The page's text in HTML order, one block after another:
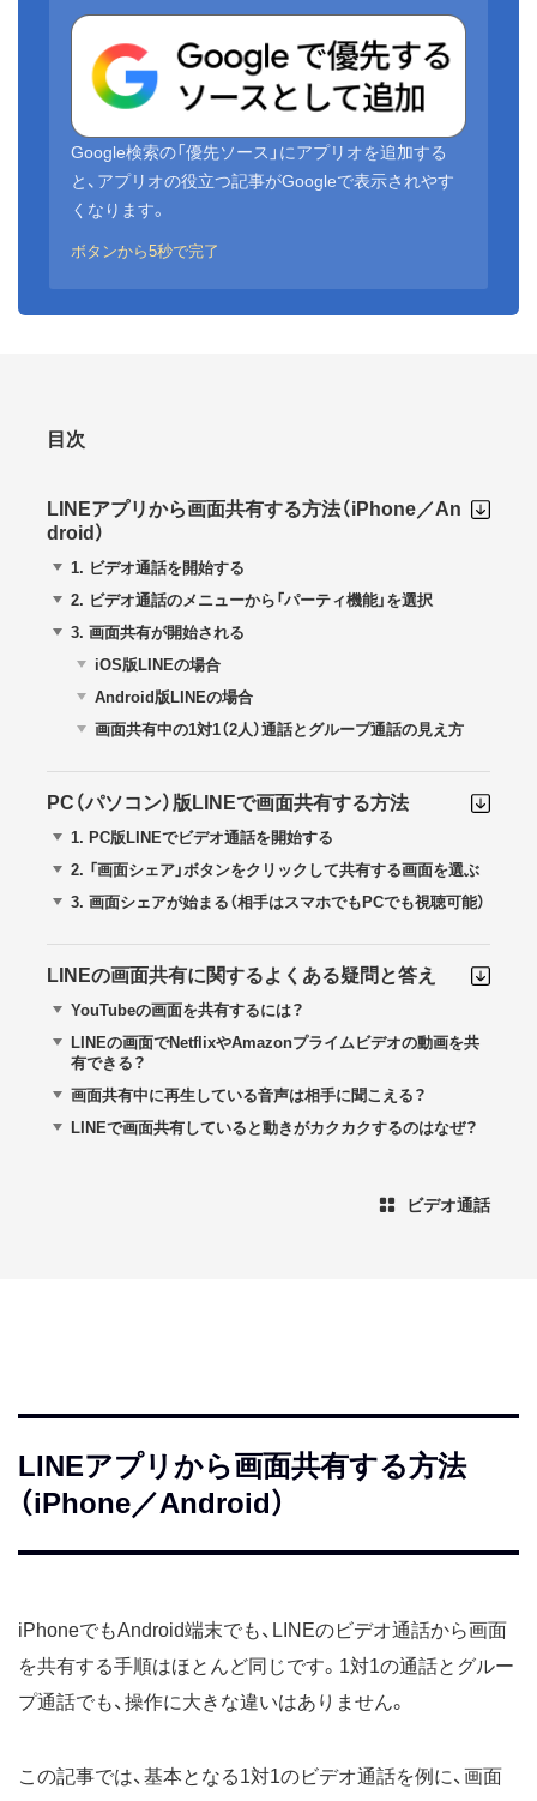
Google検索の「優先ソース」にアプリオを追加する
と、アプリオの役立つ記事がGoogleで表示されやす
くなります。
ボタンから5秒で完了
目次
LINEアプリから画面共有する方法（iPhone／An
droid）
1. ビデオ通話を開始する
2. ビデオ通話のメニューから「パーティ機能」を選択
3. 画面共有が開始される
iOS版LINEの場合
Android版LINEの場合
画面共有中の1対1（2人）通話とグループ通話の見え方
PC（パソコン）版LINEで画面共有する方法
1. PC版LINEでビデオ通話を開始する
2. 「画面シェア」ボタンをクリックして共有する画面を選ぶ
3. 画面シェアが始まる（相手はスマホでもPCでも視聴可能）
LINEの画面共有に関するよくある疑問と答え
YouTubeの画面を共有するには？
LINEの画面でNetflixやAmazonプライムビデオの動画を共
有できる？
画面共有中に再生している音声は相手に聞こえる？
LINEで画面共有していると動きがカクカクするのはなぜ？
ビデオ通話
LINEアプリから画面共有する方法
（iPhone／Android）
iPhoneでもAndroid端末でも、LINEのビデオ通話から画面
を共有する手順はほとんど同じです。1対1の通話とグルー
プ通話でも、操作に大きな違いはありません。
この記事では、基本となる1対1のビデオ通話を例に、画面